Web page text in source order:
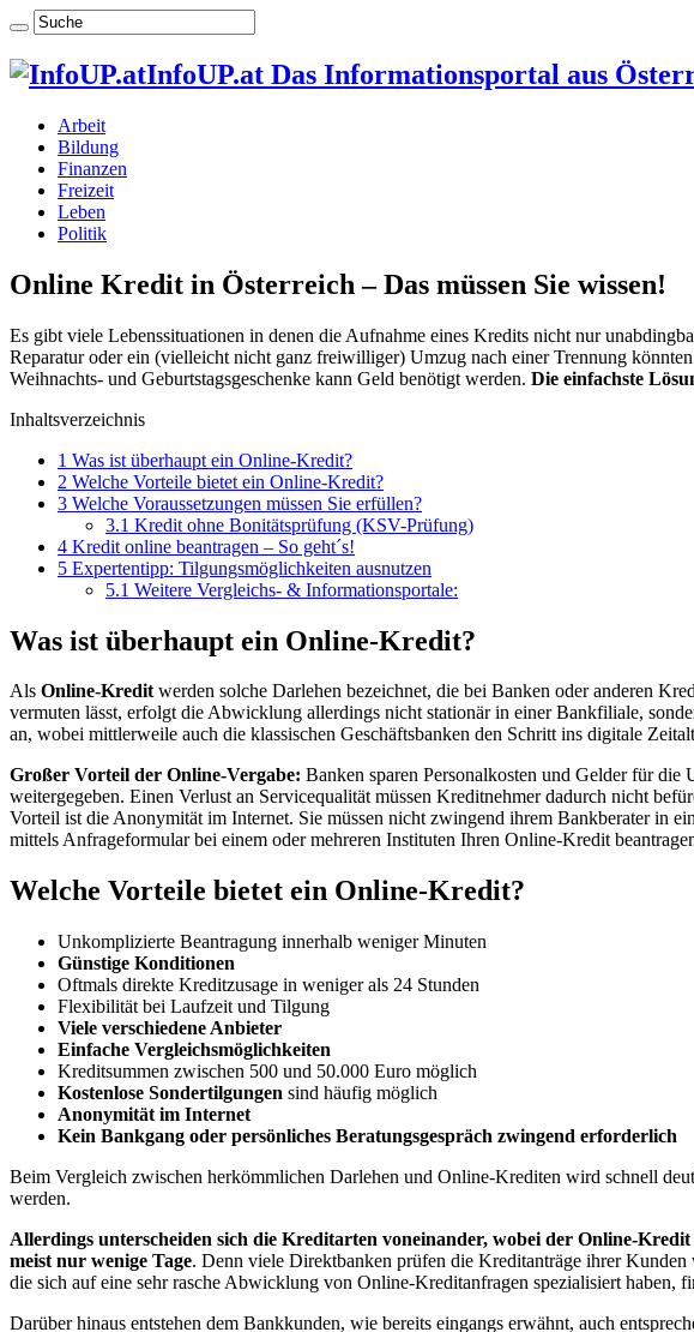
InfoUP.at Das Informationsportal aus
Arbeit
Bildung
Finanzen
Freizeit
Leben
Politik
Online Kredit in Österreich – Das müssen Sie wissen!
Es gibt viele Lebenssituationen in denen die Aufnahme eines Kredits nicht nur
Reparatur oder ein (vielleicht nicht ganz freiwilliger) Umzug nach einer Trennung
Weihnachts- und Geburtstagsgeschenke kann Geld benötigt werden. Die einfachste
Inhaltsverzeichnis
1 Was ist überhaupt ein Online-Kredit?
2 Welche Vorteile bietet ein Online-Kredit?
3 Welche Voraussetzungen müssen Sie erfüllen?
3.1 Kredit ohne Bonitätsprüfung (KSV-Prüfung)
4 Kredit online beantragen – So geht´s!
5 Expertentipp: Tilgungsmöglichkeiten ausnutzen
5.1 Weitere Vergleichs- & Informationsportale:
Was ist überhaupt ein Online-Kredit?
Als Online-Kreditwerden solche Darlehen bezeichnet, die bei Banken oder anderen
vermuten lässt, erfolgt die Abwicklung allerdings nicht stationär in einer Bankfiliale,
an, wobei mittlerweile auch die klassischen Geschäftsbanken den Schritt ins digitale
Großer Vorteil der Online-Vergabe: Banken sparen Personalkosten und Gelder für
weitergegeben. Einen Verlust an Servicequalität müssen Kreditnehmer dadurch nicht
Vorteil ist die Anonymität im Internet. Sie müssen nicht zwingend ihrem Bankberater in
mittels Anfrageformular bei einem oder mehreren Instituten Ihren Online-Kredit
Welche Vorteile bietet ein Online-Kredit?
Unkomplizierte Beantragung innerhalb weniger Minuten
Günstige Konditionen
Oftmals direkte Kreditzusage in weniger als 24 Stunden
Flexibilität bei Laufzeit und Tilgung
Viele verschiedene Anbieter
Einfache Vergleichsmöglichkeiten
Kreditsummen zwischen 500 und 50.000 Euro möglich
Kostenlose Sondertilgungen sind häufig möglich
Anonymität im Internet
Kein Bankgang oder persönliches Beratungsgespräch zwingend erforderlich
Beim Vergleich zwischen herkömmlichen Darlehen und Online-Krediten wird schnell
werden.
Allerdings unterscheiden sich die Kreditarten voneinander, wobei der Online-
meist nur wenige Tage. Denn viele Direktbanken prüfen die Kreditanträge ihrer
die sich auf eine sehr rasche Abwicklung von Online-Kreditanfragen spezialisiert haben,
Darüber hinaus entstehen dem Bankkunden, wie bereits eingangs erwähnt, auch